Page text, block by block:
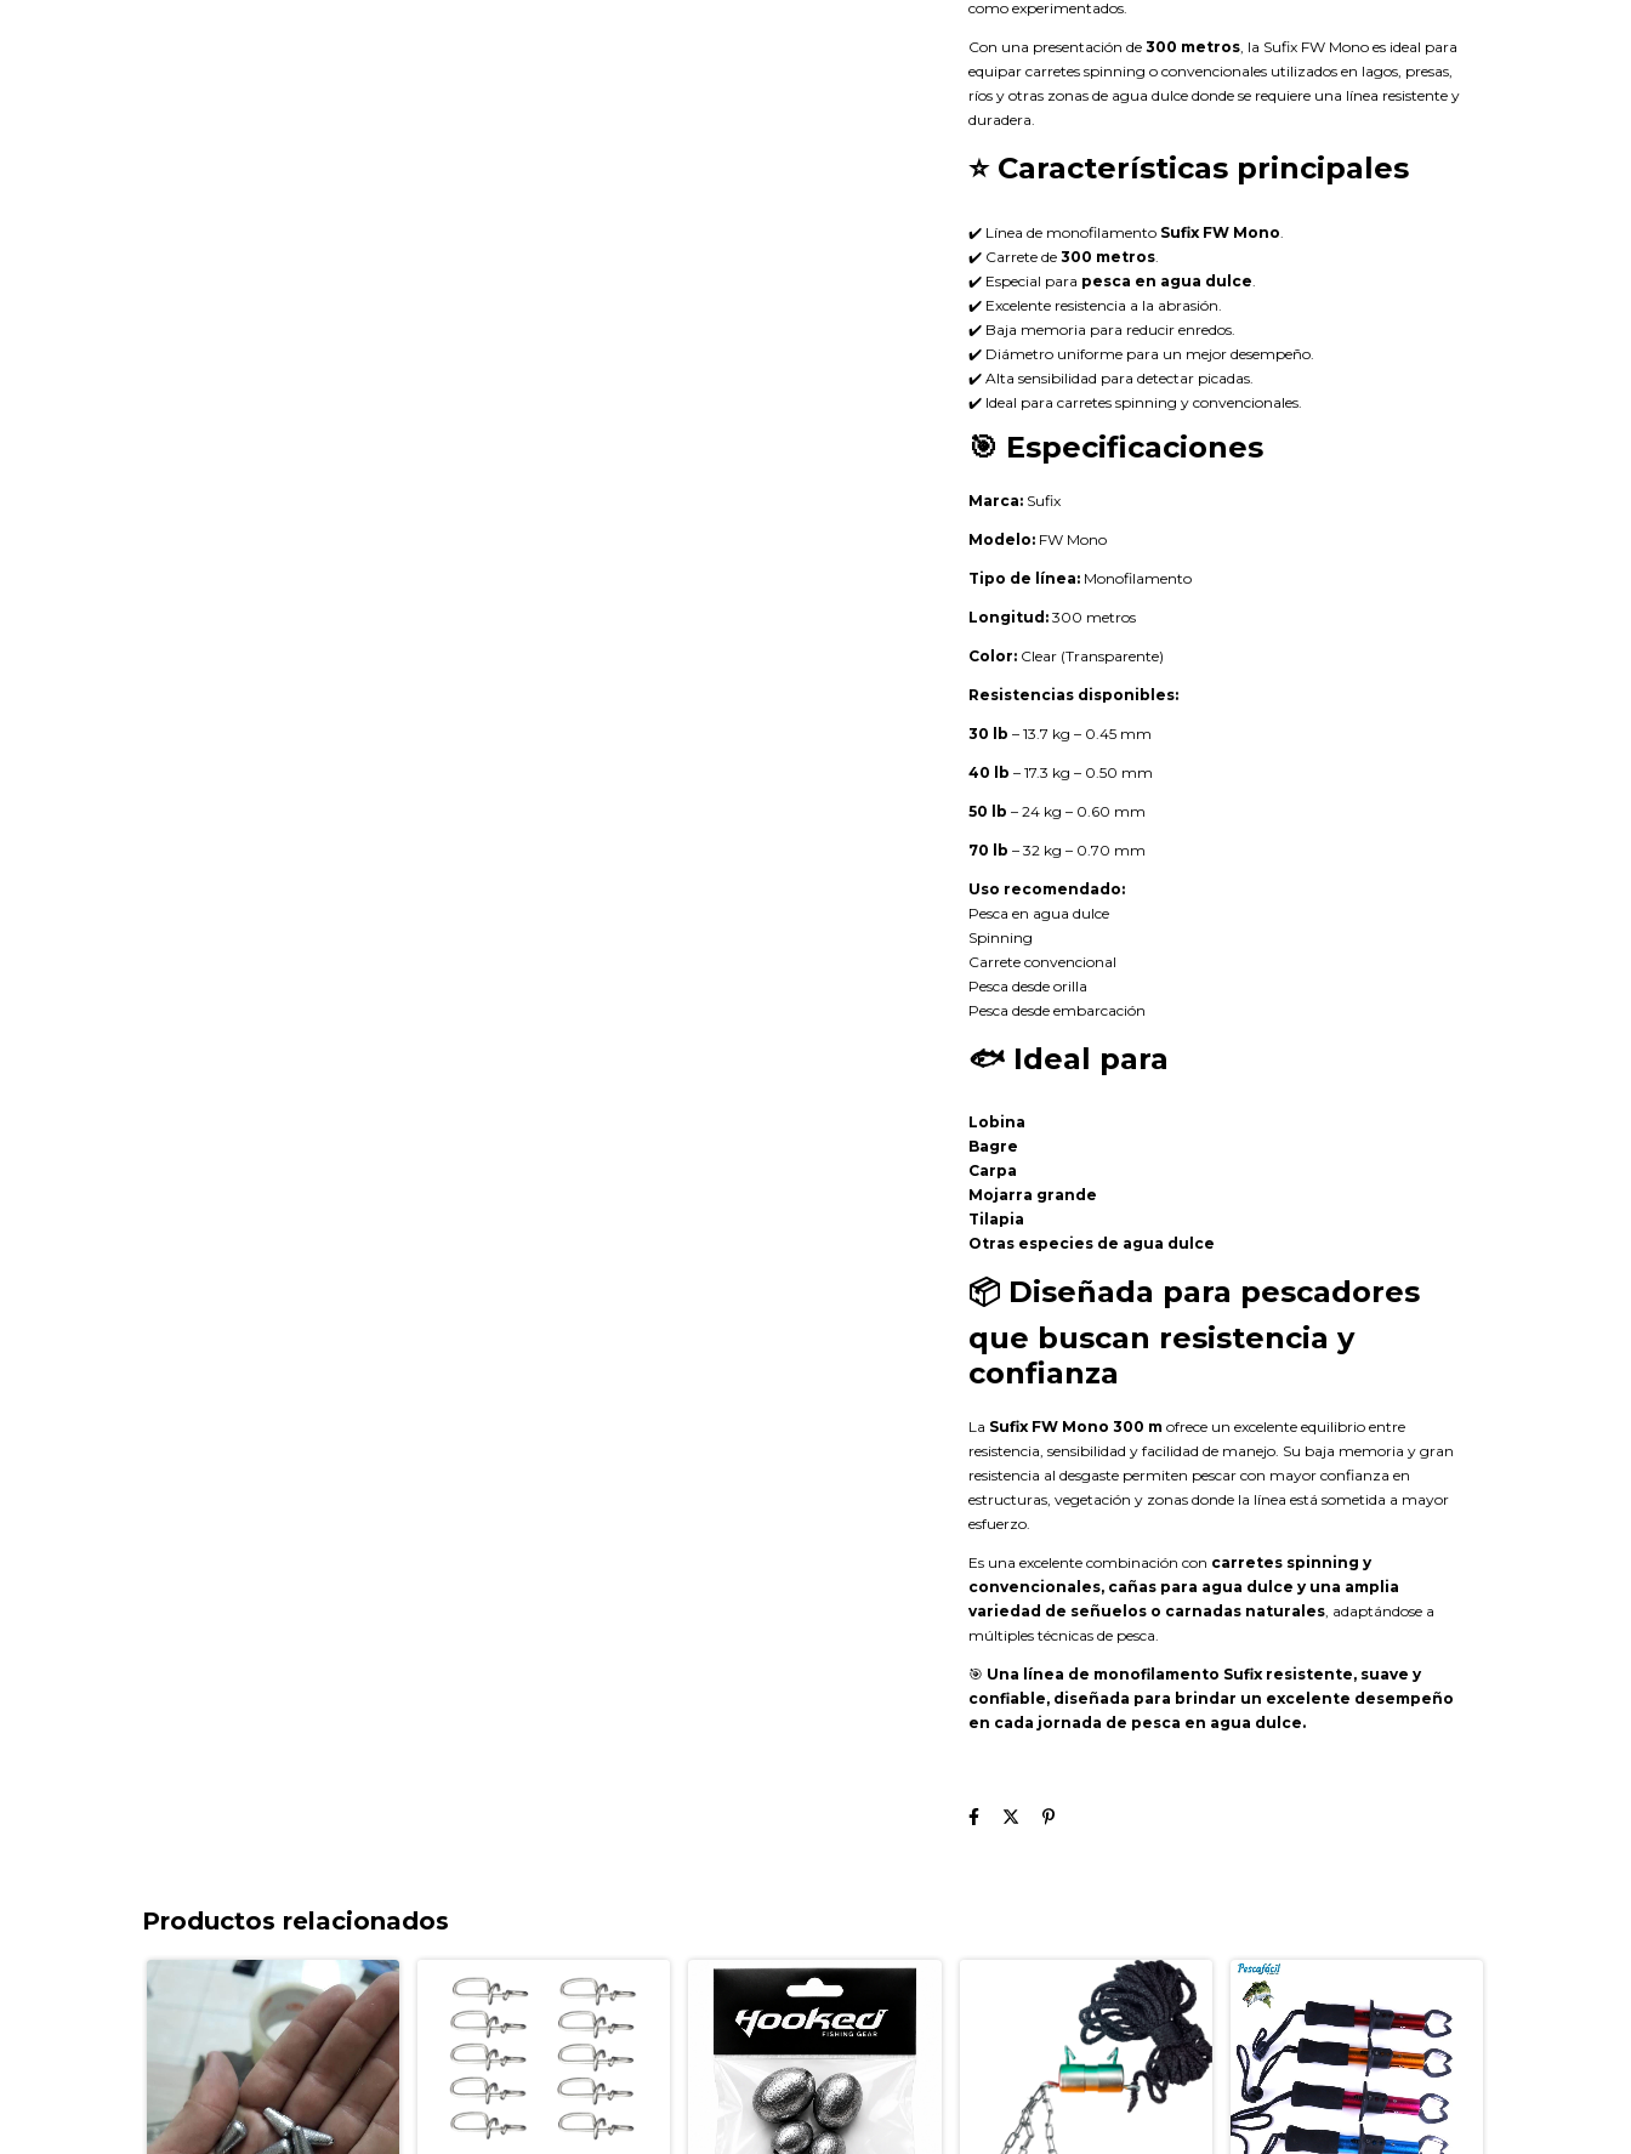
como experimentados.
Con una presentación de 300 metros , la Sufix FW Mono es ideal para
equipar carretes spinning o convencionales utilizados en lagos, presas,
ríos y otras zonas de agua dulce donde se requiere una línea resistente y
duradera.
⭐ Características principales
✔️ Línea de monofilamento Sufix FW Mono
✔️ Carrete de 300 metros
✔️ Especial para pesca en agua dulce
✔️ Excelente resistencia a la abrasión.
✔️ Baja memoria para reducir enredos.
✔️ Diámetro uniforme para un mejor desempeño.
✔️ Alta sensibilidad para detectar picadas.
✔️ Ideal para carretes spinning y convencionales.
🎯 Especificaciones
Marca: Sufix
Modelo: FW Mono
Tipo de línea: Monofilamento
Longitud: 300 metros
Color: Clear (Transparente)
Resistencias disponibles:
30 lb – 13.7 kg – 0.45 mm
40 lb – 17.3 kg – 0.50 mm
50 lb – 24 kg – 0.60 mm
70 lb – 32 kg – 0.70 mm
Uso recomendado:
Pesca en agua dulce
Spinning
Carrete convencional
Pesca desde orilla
Pesca desde embarcación
🐟 Ideal para
Lobina
Bagre
Carpa
Mojarra grande
Tilapia
Otras especies de agua dulce
📦 Diseñada para pescadores
que buscan resistencia y
confianza
La Sufix FW Mono 300 m ofrece un excelente equilibrio entre
resistencia, sensibilidad y facilidad de manejo. Su baja memoria y gran
resistencia al desgaste permiten pescar con mayor confianza en
estructuras, vegetación y zonas donde la línea está sometida a mayor
esfuerzo.
Es una excelente combinación con carretes spinning y
convencionales, cañas para agua dulce y una amplia
variedad de señuelos o carnadas naturales, adaptándose a
múltiples técnicas de pesca.
🎯 Una línea de monofilamento Sufix resistente, suave y
confiable, diseñada para brindar un excelente desempeño
en cada jornada de pesca en agua dulce.
Productos relacionados